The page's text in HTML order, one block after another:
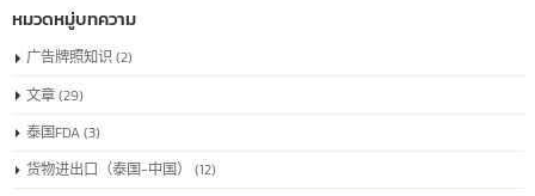
中国注册号或称为"统一社会信用代码"是为在中国注册的公司颁发的唯一
别号码，用于确认公司在商业和法律活动中的身份。该代码包含了公司
律地位、组织类型以及其他相关信息，是在中国合法经营业务所必需的。
read more